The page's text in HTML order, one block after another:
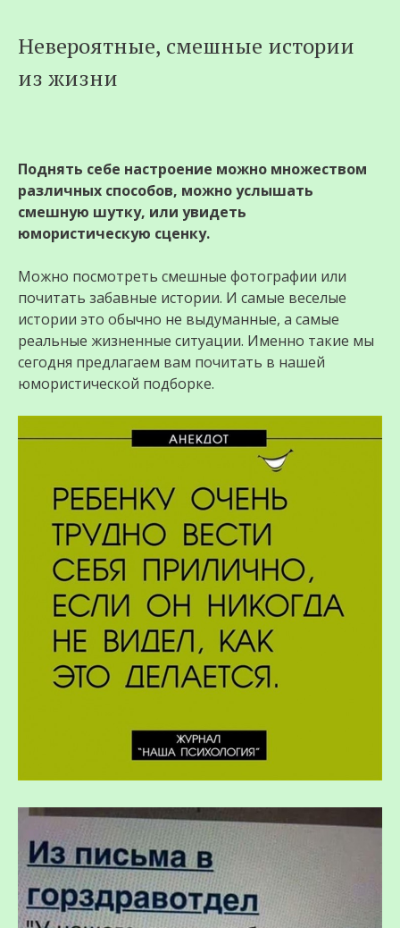
к
содержимому
Невероятные, смешные истории
из жизни
Поднять себе настроение можно множеством
различных способов, можно услышать
смешную шутку, или увидеть
юмористическую сценку.
Можно посмотреть смешные фотографии или
почитать забавные истории. И самые веселые
истории это обычно не выдуманные, а самые
реальные жизненные ситуации. Именно такие мы
сегодня предлагаем вам почитать в нашей
юмористической подборке.